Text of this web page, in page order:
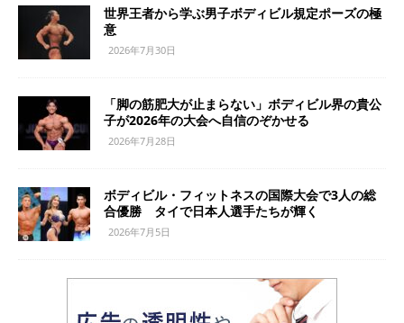
世界王者から学ぶ男子ボディビル規定ポーズの極
意
2026年7月30日
「脚の筋肥大が止まらない」ボディビル界の貴公
子が2026年の大会へ自信のぞかせる
2026年7月28日
ボディビル・フィットネスの国際大会で3人の総
合優勝 タイで日本人選手たちが輝く
2026年7月5日